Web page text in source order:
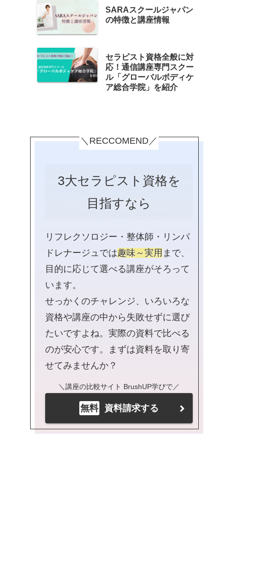
SARAスクールジャパン
の特徴と講座情報
セラピスト資格全般に対
応！通信講座専門スクー
ル「グローバルボディケ
ア総合学院」を紹介
＼RECCOMEND／
3大セラピスト資格を
目指すなら
リフレクソロジー・整体師・リンパ
ドレナージュでは趣味～実用 まで、
目的に応じて選べる講座がそろって
います。
せっかくのチャレンジ、いろいろな
資格や講座の中から失敗せずに選び
たいですよね。実際の資料で比べる
のが安心です。まずは資料を取り寄
せてみませんか？
＼講座の比較サイト BrushUP学びで／
無料 資料請求する